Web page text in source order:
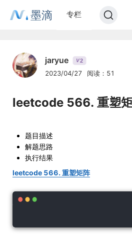
墨滴 专栏
jaryue V2
2023/04/27 阅读：51
leetcode 566. 重塑
题目描述
解题思路
执行结果
leetcode 566. 重塑矩阵